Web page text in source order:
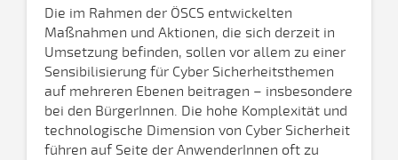
Die im Rahmen der ÖSCS entwickelten
Maßnahmen und Aktionen, die sich derzeit in
Umsetzung befinden, sollen vor allem zu einer
Sensibilisierung für Cyber Sicherheitsthemen
auf mehreren Ebenen beitragen – insbesondere
bei den BürgerInnen. Die hohe Komplexität und
technologische Dimension von Cyber Sicherheit
führen auf Seite der AnwenderInnen oft zu